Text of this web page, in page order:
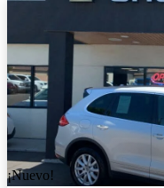
¡Nuevo!